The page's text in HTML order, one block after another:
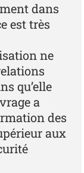
dans
est très
ne
qu’elle
a
des
aux